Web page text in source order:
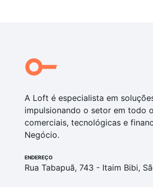
A Loft é especialista em
impulsionando o setor em todo
comerciais, tecnológicas e
Negócio.
ENDEREÇO
Rua Tabapuã, 743 - Itaim Bibi,